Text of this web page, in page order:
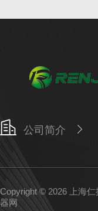
公司简介
Copyright © 2026 上海
器网